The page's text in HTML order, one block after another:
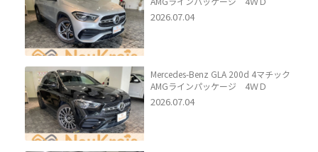
2026.07.04
Mercedes-Benz GLA 200d 4マチック
AMGラインパッケージ 4ＷＤ
2026.07.04